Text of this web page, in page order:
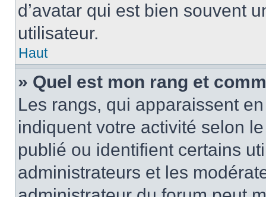
d’avatar qui est bien souvent
utilisateur.
Haut
» Quel est mon rang et
Les rangs, qui apparaissent
indiquent votre activité selon
publié ou identifient certains
administrateurs et les